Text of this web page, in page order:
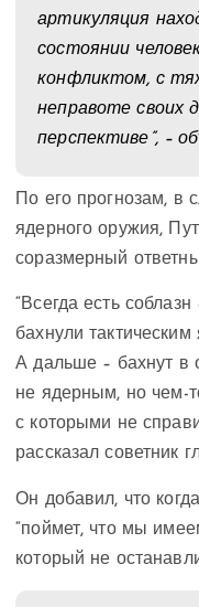
артикуляция
состоянии
конфликтом, с
неправоте своих
перспективе”, –
По его прогнозам, в
ядерного оружия,
соразмерный
“Всегда есть
бахнули
А дальше – бахнут в
не ядерным, но чем-
с которыми не
рассказал советник
Он добавил, что
“поймет, что мы
который не